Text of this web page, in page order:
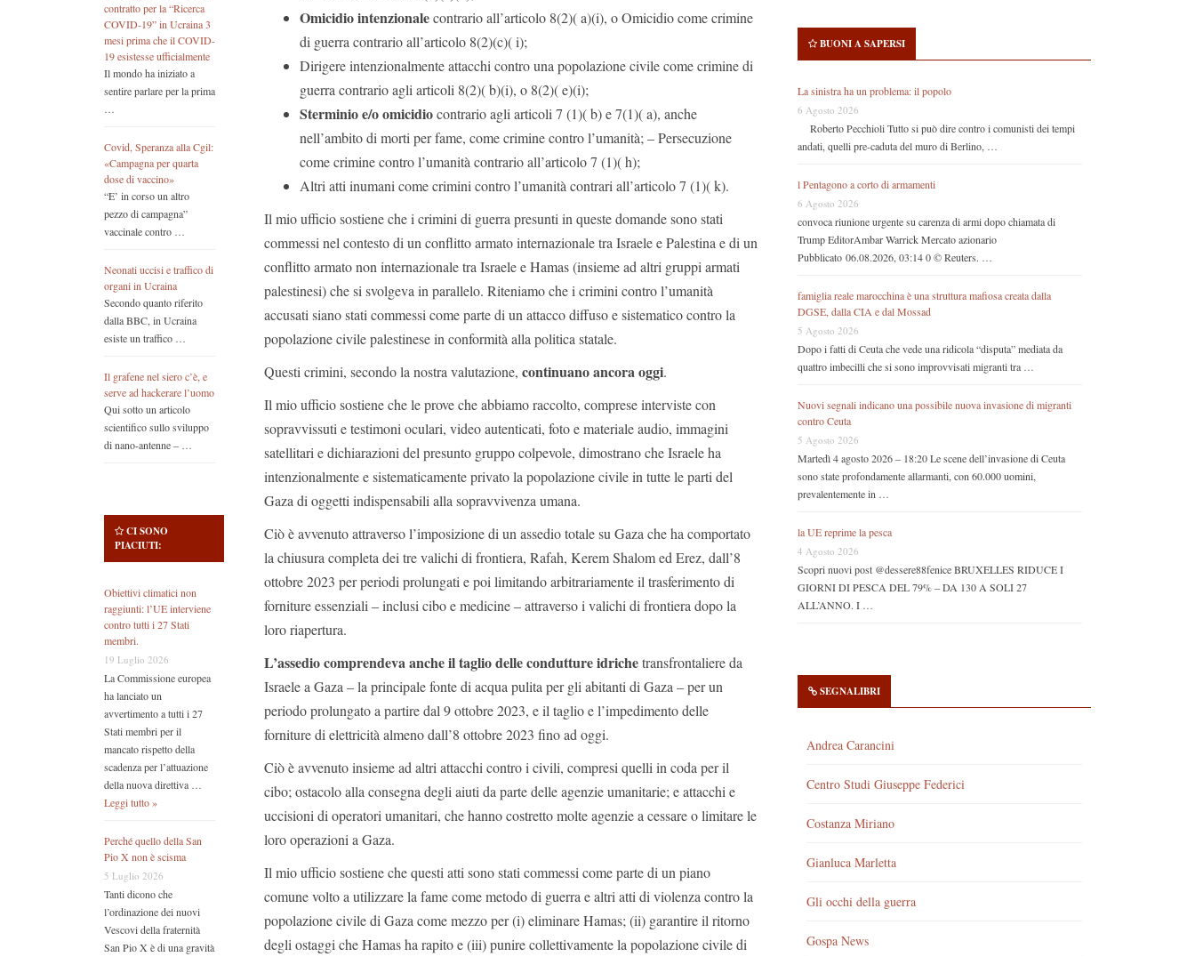
contratto per la “Ricerca
COVID-19” in Ucraina 3
mesi prima che il COVID-
19 esistesse ufficialmente
Il mondo ha iniziato a
sentire parlare per la prima
…
Covid, Speranza alla Cgil:
«Campagna per quarta
dose di vaccino»
“E’ in corso un altro
pezzo di campagna”
vaccinale contro …
Neonati uccisi e traffico di
organi in Ucraina
Secondo quanto riferito
dalla BBC, in Ucraina
esiste un traffico …
Il grafene nel siero c’è, e
serve ad hackerare l’uomo
Qui sotto un articolo
scientifico sullo sviluppo
di nano-antenne – …
CI SONO
PIACIUTI:
Obiettivi climatici non
raggiunti: l’UE interviene
contro tutti i 27 Stati
membri.
19 Luglio 2026
La Commissione europea
ha lanciato un
avvertimento a tutti i 27
Stati membri per il
mancato rispetto della
scadenza per l’attuazione
della nuova direttiva …
Leggi tutto »
Perché quello della San
Pio X non è scisma
5 Luglio 2026
Tanti dicono che
l’ordinazione dei nuovi
Vescovi della fraternità
San Pio X è di una gravità
Omicidio intenzionalecontrario all’articolo 8(2)( a)(i), o Omicidio come crimine
di guerra contrario all’articolo 8(2)(c)( i);
Dirigere intenzionalmente attacchi contro una popolazione civile come crimine di
guerra contrario agli articoli 8(2)( b)(i), o 8(2)( e)(i);
Sterminio e/o omicidiocontrario agli articoli 7 (1)( b) e 7(1)( a), anche
nell’ambito di morti per fame, come crimine contro l’umanità; – Persecuzione
come crimine contro l’umanità contrario all’articolo 7 (1)( h);
Altri atti inumani come crimini contro l’umanità contrari all’articolo 7 (1)( k).
Il mio ufficio sostiene che i crimini di guerra presunti in queste domande sono stati
commessi nel contesto di un conflitto armato internazionale tra Israele e Palestina e di un
conflitto armato non internazionale tra Israele e Hamas (insieme ad altri gruppi armati
palestinesi) che si svolgeva in parallelo. Riteniamo che i crimini contro l’umanità
accusati siano stati commessi come parte di un attacco diffuso e sistematico contro la
popolazione civile palestinese in conformità alla politica statale.
Questi crimini, secondo la nostra valutazione, continuano ancora oggi.
Il mio ufficio sostiene che le prove che abbiamo raccolto, comprese interviste con
sopravvissuti e testimoni oculari, video autenticati, foto e materiale audio, immagini
satellitari e dichiarazioni del presunto gruppo colpevole, dimostrano che Israele ha
intenzionalmente e sistematicamente privato la popolazione civile in tutte le parti del
Gaza di oggetti indispensabili alla sopravvivenza umana.
Ciò è avvenuto attraverso l’imposizione di un assedio totale su Gaza che ha comportato
la chiusura completa dei tre valichi di frontiera, Rafah, Kerem Shalom ed Erez, dall’8
ottobre 2023 per periodi prolungati e poi limitando arbitrariamente il trasferimento di
forniture essenziali – inclusi cibo e medicine – attraverso i valichi di frontiera dopo la
loro riapertura.
L’assedio comprendeva anche il taglio delle condutture idrichetransfrontaliere da
Israele a Gaza – la principale fonte di acqua pulita per gli abitanti di Gaza – per un
periodo prolungato a partire dal 9 ottobre 2023, e il taglio e l’impedimento delle
forniture di elettricità almeno dall’8 ottobre 2023 fino ad oggi.
Ciò è avvenuto insieme ad altri attacchi contro i civili, compresi quelli in coda per il
cibo; ostacolo alla consegna degli aiuti da parte delle agenzie umanitarie; e attacchi e
uccisioni di operatori umanitari, che hanno costretto molte agenzie a cessare o limitare le
loro operazioni a Gaza.
Il mio ufficio sostiene che questi atti sono stati commessi come parte di un piano
comune volto a utilizzare la fame come metodo di guerra e altri atti di violenza contro la
popolazione civile di Gaza come mezzo per (i) eliminare Hamas; (ii) garantire il ritorno
degli ostaggi che Hamas ha rapito e (iii) punire collettivamente la popolazione civile di
BUONI A SAPERSI
La sinistra ha un problema: il popolo
6 Agosto 2026
Roberto Pecchioli Tutto si può dire contro i comunisti dei tempi
andati, quelli pre-caduta del muro di Berlino, …
l Pentagono a corto di armamenti
6 Agosto 2026
convoca riunione urgente su carenza di armi dopo chiamata di
Trump EditorAmbar Warrick Mercato azionario
Pubblicato 06.08.2026, 03:14 0 © Reuters. …
famiglia reale marocchina è una struttura mafiosa creata dalla
DGSE, dalla CIA e dal Mossad
5 Agosto 2026
Dopo i fatti di Ceuta che vede una ridicola “disputa” mediata da
quattro imbecilli che si sono improvvisati migranti tra …
Nuovi segnali indicano una possibile nuova invasione di migranti
contro Ceuta
5 Agosto 2026
Martedì 4 agosto 2026 – 18:20 Le scene dell’invasione di Ceuta
sono state profondamente allarmanti, con 60.000 uomini,
prevalentemente in …
la UE reprime la pesca
4 Agosto 2026
Scopri nuovi post @dessere88fenice BRUXELLES RIDUCE I
GIORNI DI PESCA DEL 79% – DA 130 A SOLI 27
ALL’ANNO. I …
SEGNALIBRI
Andrea Carancini
Centro Studi Giuseppe Federici
Costanza Miriano
Gianluca Marletta
Gli occhi della guerra
Gospa News